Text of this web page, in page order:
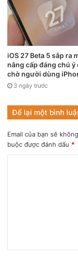
iOS 27 Beta 5 sắp ra
nâng cấp đáng chú ý
chờ người dùng
3 ngày trước
Để lại một bình
Email của bạn sẽ
buộc được đánh dấu *